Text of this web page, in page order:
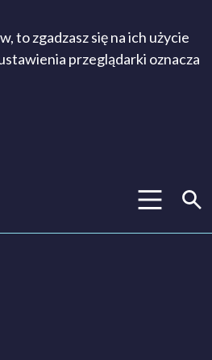
to zgadzasz się na ich użycie
przeglądarki oznacza